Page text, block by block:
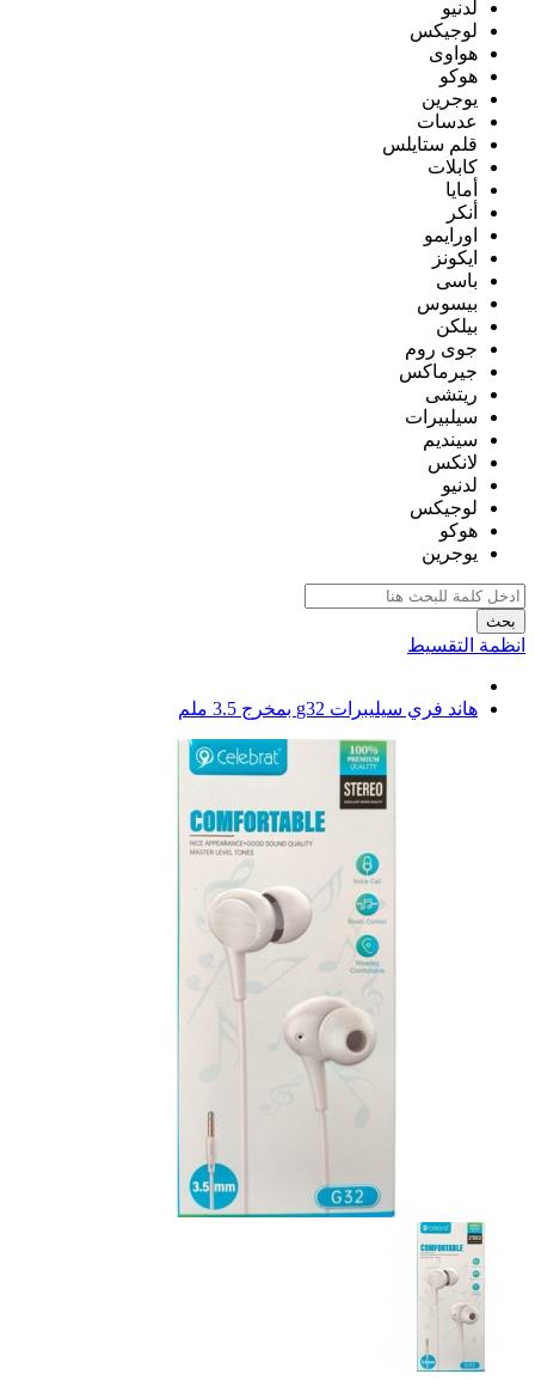
لدنيو
لوجيكس
هواوى
هوكو
يوجرين
عدسات
قلم ستايلس
كابلات
أمايا
أنكر
اورايمو
ايكونز
باسى
بيسوس
بيلكن
جوى روم
جيرماكس
ريتشى
سيلبيرات
سينديم
لانكس
لدنيو
لوجيكس
هوكو
يوجرين
بحث
انظمة التقسيط
هاند فري سيليبرات g32 بمخرج 3.5 ملم